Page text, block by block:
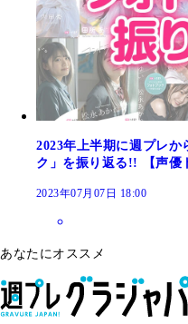
2023年上半期に週プレか
ク」を振り返る!! 【声優
2023年07月07日 18:00
あなたにオススメ